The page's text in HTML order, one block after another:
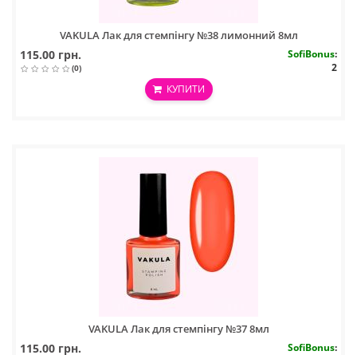
VAKULA Лак для стемпінгу №38 лимонний 8мл
115.00 грн.
(0)
SofiBonus:
2
КУПИТИ
VAKULA Лак для стемпінгу №37 8мл
115.00 грн. SofiBonus: